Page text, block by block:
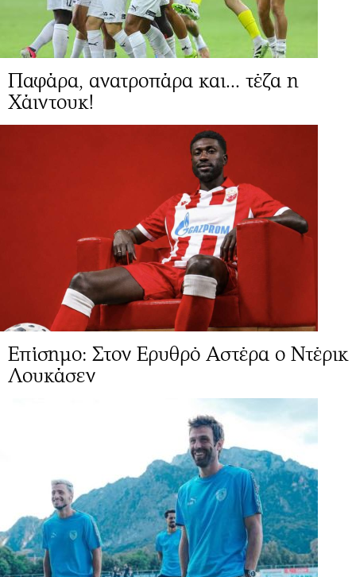
Παφάρα, ανατροπάρα και... τέζα η
Χάιντουκ!
Επίσημο: Στον Ερυθρό Αστέρα ο Ντέρικ
Λουκάσεν